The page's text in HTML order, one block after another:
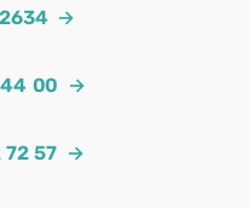
→
00 →
72 57 →